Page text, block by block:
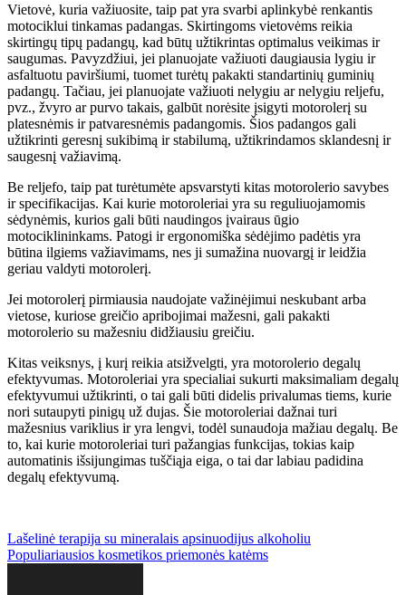
Vietovė, kuria važiuosite, taip pat yra svarbi aplinkybė renkantis
motociklui tinkamas padangas. Skirtingoms vietovėms reikia
skirtingų tipų padangų, kad būtų užtikrintas optimalus veikimas ir
saugumas. Pavyzdžiui, jei planuojate važiuoti daugiausia lygiu ir
asfaltuotu paviršiumi, tuomet turėtų pakakti standartinių guminių
padangų. Tačiau, jei planuojate važiuoti nelygiu ar nelygiu reljefu,
pvz., žvyro ar purvo takais, galbūt norėsite įsigyti motorolerį su
platesnėmis ir patvaresnėmis padangomis. Šios padangos gali
užtikrinti geresnį sukibimą ir stabilumą, užtikrindamos sklandesnį ir
saugesnį važiavimą.
Be reljefo, taip pat turėtumėte apsvarstyti kitas motorolerio savybes
ir specifikacijas. Kai kurie motoroleriai yra su reguliuojamomis
sėdynėmis, kurios gali būti naudingos įvairaus ūgio
motociklininkams. Patogi ir ergonomiška sėdėjimo padėtis yra
būtina ilgiems važiavimams, nes ji sumažina nuovargį ir leidžia
geriau valdyti motorolerį.
Jei motorolerį pirmiausia naudojate važinėjimui neskubant arba
vietose, kuriose greičio apribojimai mažesni, gali pakakti
motorolerio su mažesniu didžiausiu greičiu.
Kitas veiksnys, į kurį reikia atsižvelgti, yra motorolerio degalų
efektyvumas. Motoroleriai yra specialiai sukurti maksimaliam degalų
efektyvumui užtikrinti, o tai gali būti didelis privalumas tiems, kurie
nori sutaupyti pinigų už dujas. Šie motoroleriai dažnai turi
mažesnius variklius ir yra lengvi, todėl sunaudoja mažiau degalų. Be
to, kai kurie motoroleriai turi pažangias funkcijas, tokias kaip
automatinis išsijungimas tuščiąja eiga, o tai dar labiau padidina
degalų efektyvumą.
Navigacija
tarp
Lašelinė terapija su mineralais apsinuodijus alkoholiu
Populiariausios kosmetikos priemonės katėms